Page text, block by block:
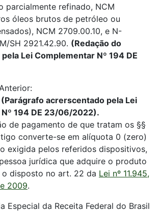
parcialmente refinado, NCM
óleos brutos de petróleo ou
NCM 2709.00.10, e N-
SH 2921.42.90. (Redação do
Lei Complementar Nº 194 DE
(Parágrafo acrerscentado pela Lei
194 DE 23/06/2022).
de pagamento de que tratam os §§
converte-se em alíquota 0 (zero)
exigida pelos referidos dispositivos,
jurídica que adquire o produto
o disposto no art. 22 da Lei nº 11.945,
2009.
Especial da Receita Federal do Brasil